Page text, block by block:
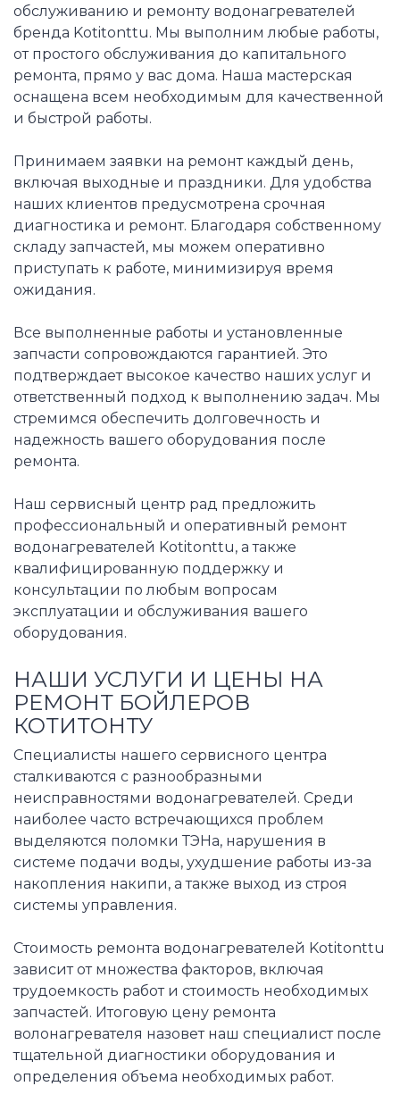
обслуживанию и ремонту водонагревателей
бренда Kotitonttu. Мы выполним любые работы,
от простого обслуживания до капитального
ремонта, прямо у вас дома. Наша мастерская
оснащена всем необходимым для качественной
и быстрой работы.
Принимаем заявки на ремонт каждый день,
включая выходные и праздники. Для удобства
наших клиентов предусмотрена срочная
диагностика и ремонт. Благодаря собственному
складу запчастей, мы можем оперативно
приступать к работе, минимизируя время
ожидания.
Все выполненные работы и установленные
запчасти сопровождаются гарантией. Это
подтверждает высокое качество наших услуг и
ответственный подход к выполнению задач. Мы
стремимся обеспечить долговечность и
надежность вашего оборудования после
ремонта.
Наш сервисный центр рад предложить
профессиональный и оперативный ремонт
водонагревателей Kotitonttu, а также
квалифицированную поддержку и
консультации по любым вопросам
эксплуатации и обслуживания вашего
оборудования.
НАШИ УСЛУГИ И ЦЕНЫ НА
РЕМОНТ БОЙЛЕРОВ
КОТИТОНТУ
Специалисты нашего сервисного центра
сталкиваются с разнообразными
неисправностями водонагревателей. Среди
наиболее часто встречающихся проблем
выделяются поломки ТЭНа, нарушения в
системе подачи воды, ухудшение работы из-за
накопления накипи, а также выход из строя
системы управления.
Стоимость ремонта водонагревателей Kotitonttu
зависит от множества факторов, включая
трудоемкость работ и стоимость необходимых
запчастей. Итоговую цену ремонта
волонагревателя назовет наш специалист после
тщательной диагностики оборудования и
определения объема необходимых работ.